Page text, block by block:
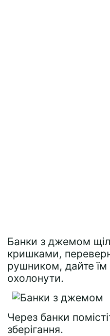
Банки з джемом
кришками,
рушником, дайте їм
охолонути.
Через банки
зберігання.